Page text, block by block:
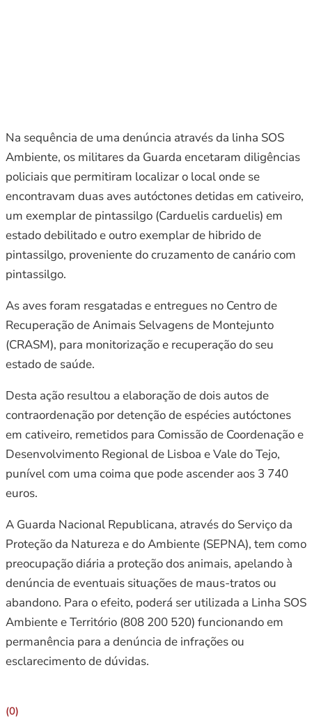
Na sequência de uma denúncia através da linha SOS
Ambiente, os militares da Guarda encetaram diligências
policiais que permitiram localizar o local onde se
encontravam duas aves autóctones detidas em cativeiro,
um exemplar de pintassilgo (Carduelis carduelis) em
estado debilitado e outro exemplar de hibrido de
pintassilgo, proveniente do cruzamento de canário com
pintassilgo.
As aves foram resgatadas e entregues no Centro de
Recuperação de Animais Selvagens de Montejunto
(CRASM), para monitorização e recuperação do seu
estado de saúde.
Desta ação resultou a elaboração de dois autos de
contraordenação por detenção de espécies autóctones
em cativeiro, remetidos para Comissão de Coordenação e
Desenvolvimento Regional de Lisboa e Vale do Tejo,
punível com uma coima que pode ascender aos 3 740
euros.
A Guarda Nacional Republicana, através do Serviço da
Proteção da Natureza e do Ambiente (SEPNA), tem como
preocupação diária a proteção dos animais, apelando à
denúncia de eventuais situações de maus-tratos ou
abandono. Para o efeito, poderá ser utilizada a Linha SOS
Ambiente e Território (808 200 520) funcionando em
permanência para a denúncia de infrações ou
esclarecimento de dúvidas.
(0)